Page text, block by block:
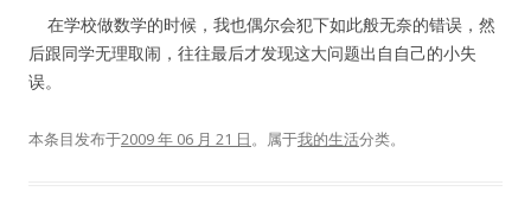
在学校做数学的时候，我也偶尔会犯下如此般无奈的错误，然
后跟同学无理取闹，往往最后才发现这大问题出自自己的小失
误。
本条目发布于2009 年 06 月 21 日。属于我的生活分类。